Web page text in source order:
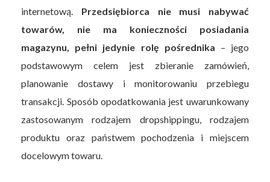
internetową. Przedsiębiorca nie musi nabywać
towarów, nie ma konieczności posiadania
magazynu, pełni jedynie rolę pośrednika – jego
podstawowym celem jest zbieranie zamówień,
planowanie dostawy i monitorowaniu przebiegu
transakcji. Sposób opodatkowania jest uwarunkowany
zastosowanym rodzajem dropshippingu, rodzajem
produktu oraz państwem pochodzenia i miejscem
docelowym towaru.